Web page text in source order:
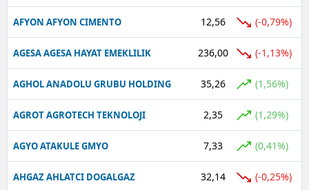
AFYON AFYON CIMENTO 12,56 (-0,79%)
AGESA AGESA HAYAT EMEKLILIK 236,00 (-1,13%)
AGHOL ANADOLU GRUBU HOLDING 35,26 (1,56%)
AGROT AGROTECH TEKNOLOJI 2,35 (1,29%)
AGYO ATAKULE GMYO 7,33 (0,41%)
AHGAZ AHLATCI DOGALGAZ 32,14 (-0,25%)